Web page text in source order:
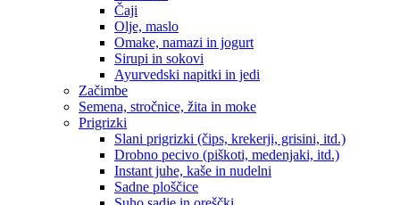
Čaji
Olje, maslo
Omake, namazi in jogurt
Sirupi in sokovi
Ayurvedski napitki in jedi
Začimbe
Semena, stročnice, žita in moke
Prigrizki
Slani prigrizki (čips, krekerji, grisini, itd.)
Drobno pecivo (piškoti, medenjaki, itd.)
Instant juhe, kaše in nudelni
Sadne ploščice